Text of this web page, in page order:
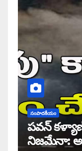
సంపాదకీయం
పవన్
నిజమేనా: